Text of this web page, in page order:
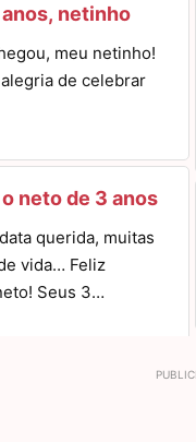
netinho
meu netinho!
de celebrar
neto de 3 anos
querida, muitas
vida… Feliz
Seus 3…